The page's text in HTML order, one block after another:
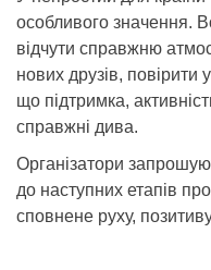
особливого значення.
відчути справжню
нових друзів, повірити
що підтримка,
справжні дива.
Організатори
до наступних етапів
сповнене руху,